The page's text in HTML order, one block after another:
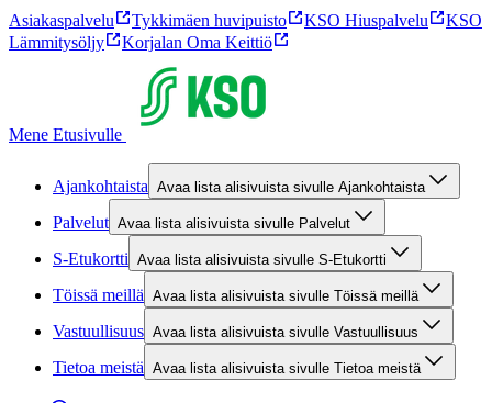
Asiakaspalvelu Tykkimäen huvipuisto KSO Hiuspalvelu
KSO
Lämmitysöljy
Korjalan Oma Keittiö
Mene Etusivulle
Ajankohtaista Avaa lista alisivuista sivulle Ajankohtaista
Palvelut Avaa lista alisivuista sivulle Palvelut
S-Etukortti Avaa lista alisivuista sivulle S-Etukortti
Töissä meillä Avaa lista alisivuista sivulle Töissä meillä
Vastuullisuus Avaa lista alisivuista sivulle Vastuullisuus
Tietoa meistä Avaa lista alisivuista sivulle Tietoa meistä